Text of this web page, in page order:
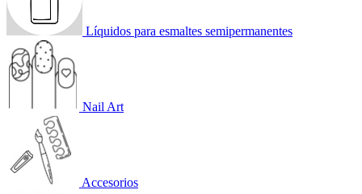
Líquidos para esmaltes semipermanentes
Nail Art
Accesorios